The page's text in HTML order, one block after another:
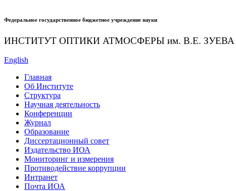
Федеральное государственное бюджетное учреждение науки
ИНСТИТУТ ОПТИКИ АТМОСФЕРЫ им. В.Е. ЗУЕВА
English
Главная
Об Институте
Структура
Научная деятельность
Конференции
Журнал
Образование
Диссертационный совет
Издательство ИОА
Мониторинг и измерения
Противодействие коррупции
Интранет
Почта ИОА